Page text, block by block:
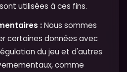
utilisées à ces fins.
:Nous sommes
certaines données avec
du jeu et d'autres
comme